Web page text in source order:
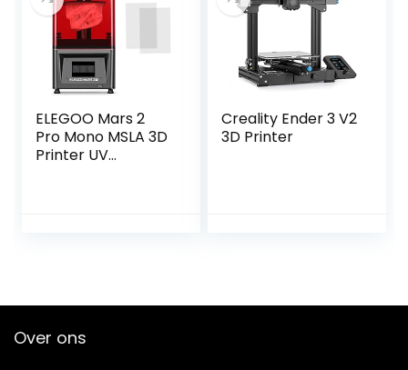
ELEGOO Mars 2
Pro Mono MSLA 3D
Printer UV
Creality Ender 3 V2
3D Printer
Over ons